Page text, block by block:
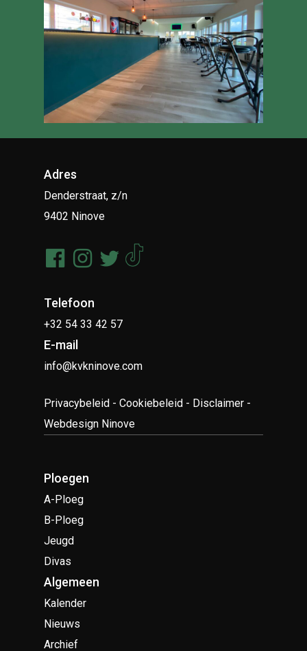
Adres
Denderstraat, z/n
9402 Ninove
Telefoon
+32 54 33 42 57
E-mail
info@kvkninove.com
Privacybeleid -Cookiebeleid - Disclaimer -
Webdesign Ninove
Ploegen
A-Ploeg
B-Ploeg
Jeugd
Divas
Algemeen
Kalender
Nieuws
Archief